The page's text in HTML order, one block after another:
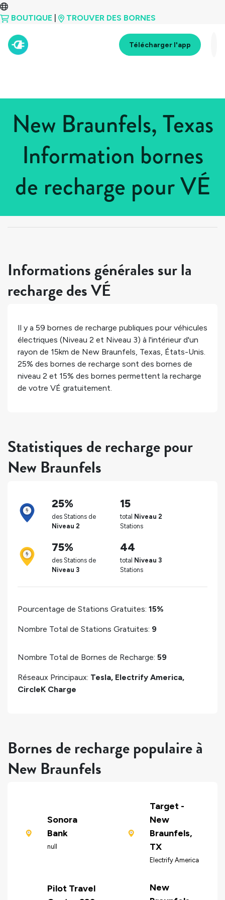
BOUTIQUE TROUVER DES BORNES
Télécharger l'app
New Braunfels, Texas
Information bornes
de recharge pour VÉ
États-Unis > Texas
Informations générales sur la
recharge des VÉ
Il y a 59 bornes de recharge publiques pour véhicules
électriques (Niveau 2 et Niveau 3) à l'intérieur d'un
rayon de 15km de New Braunfels, Texas, États-Unis.
25% des bornes de recharge sont des bornes de
niveau 2 et 15% des bornes permettent la recharge
de votre VÉ gratuitement.
Statistiques de recharge pour
New Braunfels
25%
des Stations de
Niveau 2
15
total Niveau 2
Stations
75%
des Stations de
Niveau 3
44
total Niveau 3
Stations
Pourcentage de Stations Gratuites: 15%
Nombre Total de Stations Gratuites: 9
Nombre Total de Bornes de Recharge: 59
Réseaux Principaux: Tesla, Electrify America,
CircleK Charge
Bornes de recharge populaire à
New Braunfels
Sonora
Bank
null
Target -
New
Braunfels,
TX
Electrify America
Pilot Travel
New